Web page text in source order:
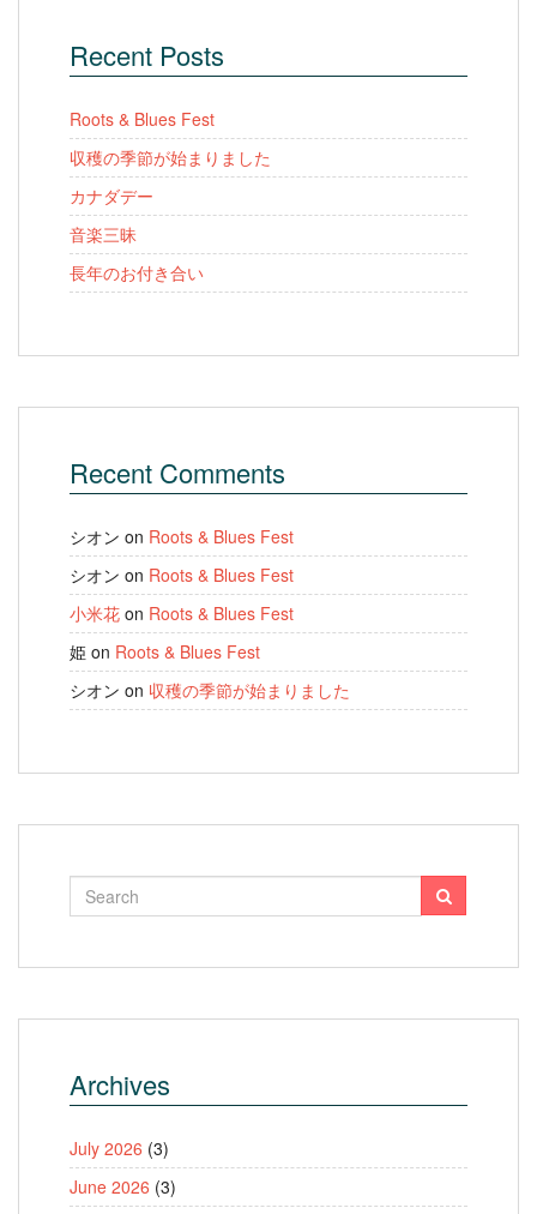
Recent Posts
Roots & Blues Fest
収穫の季節が始まりました
カナダデー
音楽三昧
長年のお付き合い
Recent Comments
シオン on Roots & Blues Fest
シオン on Roots & Blues Fest
小米花 on Roots & Blues Fest
姫 on Roots & Blues Fest
シオン on 収穫の季節が始まりました
Archives
July 2026 (3)
June 2026 (3)